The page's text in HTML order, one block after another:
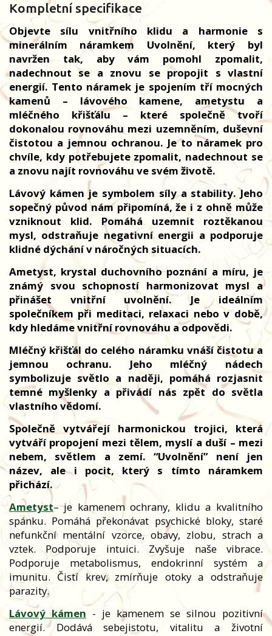
Kompletní specifikace
Objevte sílu vnitřního klidu a harmonie s
minerálním náramkem Uvolnění, který byl
navržen tak, aby vám pomohl zpomalit,
nadechnout se a znovu se propojit s vlastní
energií. Tento náramek je spojením tří mocných
kamenů – lávového kamene, ametystu a
mléčného křišťálu – které společně tvoří
dokonalou rovnováhu mezi uzemněním, duševní
čistotou a jemnou ochranou. Je to náramek pro
chvíle, kdy potřebujete zpomalit, nadechnout se
a znovu najít rovnováhu ve svém životě.
Lávový kámen je symbolem síly a stability. Jeho
sopečný původ nám připomíná, že i z ohně může
vzniknout klid. Pomáhá uzemnit roztěkanou
mysl, odstraňuje negativní energii a podporuje
klidné dýchání v náročných situacích.
Ametyst, krystal duchovního poznání a míru, je
známý svou schopností harmonizovat mysl a
přinášet vnitřní uvolnění. Je ideálním
společníkem při meditaci, relaxaci nebo v době,
kdy hledáme vnitřní rovnováhu a odpovědi.
Mléčný křišťál do celého náramku vnáší čistotu a
jemnou ochranu. Jeho mléčný nádech
symbolizuje světlo a naději, pomáhá rozjasnit
temné myšlenky a přivádí nás zpět do světla
vlastního vědomí.
Společně vytvářejí harmonickou trojici, která
vytváří propojení mezi tělem, myslí a duší – mezi
nebem, světlem a zemí. “Uvolnění” není jen
název, ale i pocit, který s tímto náramkem
přichází.
Ametyst– je kamenem ochrany, klidu a kvalitního
spánku. Pomáhá překonávat psychické bloky, staré
nefunkční mentální vzorce, obavy, zlobu, strach a
vztek. Podporuje intuici. Zvyšuje naše vibrace.
Podporuje metabolismus, endokrinní systém a
imunitu. Čistí krev, zmírňuje otoky a odstraňuje
parazity.
Lávový kámen - je kamenem se silnou pozitivní
energií. Dodává sebejistotu, vitalitu a životní